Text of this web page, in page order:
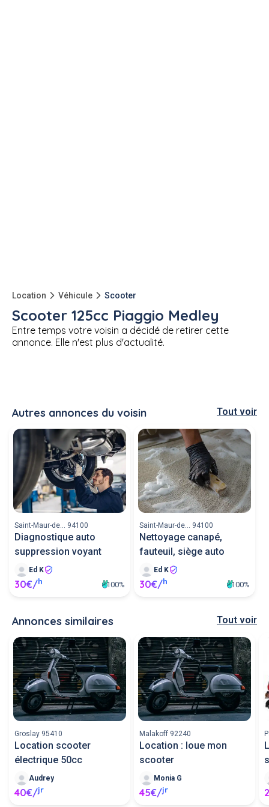
Location Véhicule Scooter
Scooter 125cc Piaggio Medley
Entre temps votre voisin a décidé de retirer cette
annonce. Elle n'est plus d'actualité.
Autres annonces du voisin Tout voir
Saint-Maur-de... 94100
Diagnostique auto
suppression voyant
Ed K
30€/h 100%
Saint-Maur-de... 94100
Nettoyage canapé,
fauteuil, siège auto
Ed K
30€/h 100%
Annonces similaires Tout voir
Groslay 95410
Location scooter
électrique 50cc
Audrey
40€/jr
Malakoff 92240
Location : loue mon
scooter
Monia G
45€/jr